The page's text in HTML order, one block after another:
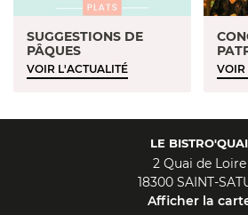
SUGGESTIONS DE
PÂQUES
VOIR L'ACTUALITÉ VOIR
LE BISTRO'QUAI
2 Quai de Loire
18300 SAINT-
Afficher la